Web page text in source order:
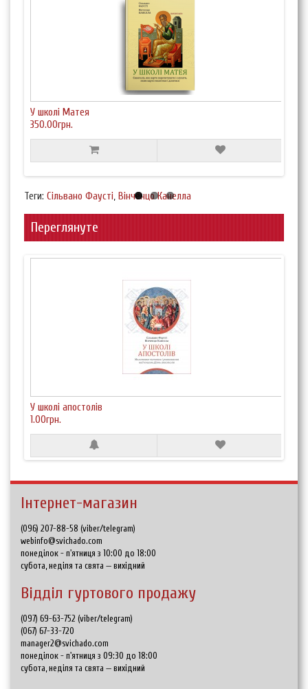
У школі Матея
350.00грн.
Теги: Сільвано Фаусті, Вінченцо Канелла
Переглянуте
У школі апостолів
1.00грн.
Інтернет-магазин
(096) 207-88-58 (viber/telegram)
webinfo@svichado.com
понеділок - п'ятниця з 10:00 до 18:00
субота, неділя та свята — вихідний
Відділ гуртового продажу
(097) 69-63-752 (viber/telegram)
(067) 67-33-720
manager2@svichado.com
понеділок - п'ятниця з 09:30 до 18:00
субота, неділя та свята — вихідний